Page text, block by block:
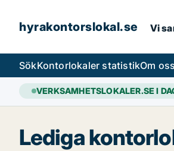
hyrakontorslokal.se Vi
SökKontorlokaler statistikOm oss
VERKSAMHETSLOKALER.SE I
Lediga